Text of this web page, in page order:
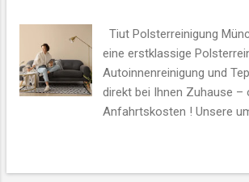
Tiut Polsterreinigung
eine erstklassige
Autoinnenreinigung und
direkt bei Ihnen Zuhause –
Anfahrtskosten ! Unsere
schonende und